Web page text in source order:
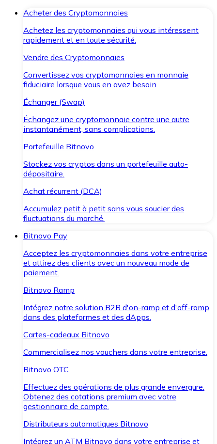
Acheter des Cryptomonnaies
Achetez les cryptomonnaies qui vous intéressent
rapidement et en toute sécurité.
Vendre des Cryptomonnaies
Convertissez vos cryptomonnaies en monnaie
fiduciaire lorsque vous en avez besoin.
Échanger (Swap)
Échangez une cryptomonnaie contre une autre
instantanément, sans complications.
Portefeuille Bitnovo
Stockez vos cryptos dans un portefeuille auto-
dépositaire.
Achat récurrent (DCA)
Accumulez petit à petit sans vous soucier des
fluctuations du marché.
Bitnovo Pay
Acceptez les cryptomonnaies dans votre entreprise
et attirez des clients avec un nouveau mode de
paiement.
Bitnovo Ramp
Intégrez notre solution B2B d'on-ramp et d'off-ramp
dans des plateformes et des dApps.
Cartes-cadeaux Bitnovo
Commercialisez nos vouchers dans votre entreprise.
Bitnovo OTC
Effectuez des opérations de plus grande envergure.
Obtenez des cotations premium avec votre
gestionnaire de compte.
Distributeurs automatiques Bitnovo
Intégrez un ATM Bitnovo dans votre entreprise et